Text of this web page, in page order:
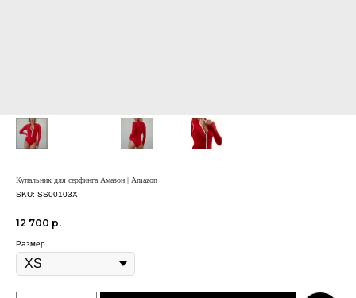
Купальник для серфинга Амазон | Amazon
SKU: SS00103X
12 700 р.
Размер